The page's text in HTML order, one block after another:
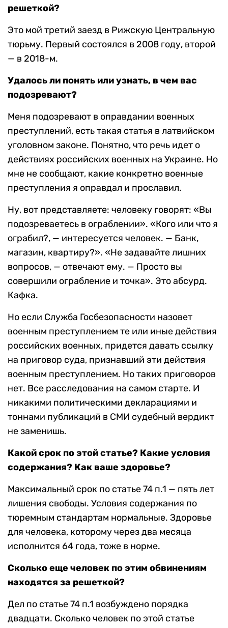
решеткой?
Это мой третий заезд в Рижскую Центральную
тюрьму. Первый состоялся в 2008 году, второй
— в 2018-м.
Удалось ли понять или узнать, в чем вас
подозревают?
Меня подозревают в оправдании военных
преступлений, есть такая статья в латвийском
уголовном законе. Понятно, что речь идет о
действиях российских военных на Украине. Но
мне не сообщают, какие конкретно военные
преступления я оправдал и прославил.
Ну, вот представляете: человеку говорят: «Вы
подозреваетесь в ограблении». «Кого или что я
ограбил?, — интересуется человек. — Банк,
магазин, квартиру?». «Не задавайте лишних
вопросов, — отвечают ему. — Просто вы
совершили ограбление и точка». Это абсурд.
Кафка.
Но если Служба Госбезопасности назовет
военным преступлением те или иные действия
российских военных, придется давать ссылку
на приговор суда, признавший эти действия
военным преступлением. Но таких приговоров
нет. Все расследования на самом старте. И
никакими политическими декларациями и
тоннами публикаций в СМИ судебный вердикт
не заменишь.
Какой срок по этой статье? Какие условия
содержания? Как ваше здоровье?
Максимальный срок по статье 74 п.1 — пять лет
лишения свободы. Условия содержания по
тюремным стандартам нормальные. Здоровье
для человека, которому через два месяца
исполнится 64 года, тоже в норме.
Сколько еще человек по этим обвинениям
находятся за решеткой?
Дел по статье 74 п.1 возбуждено порядка
двадцати. Сколько человек по этой статье